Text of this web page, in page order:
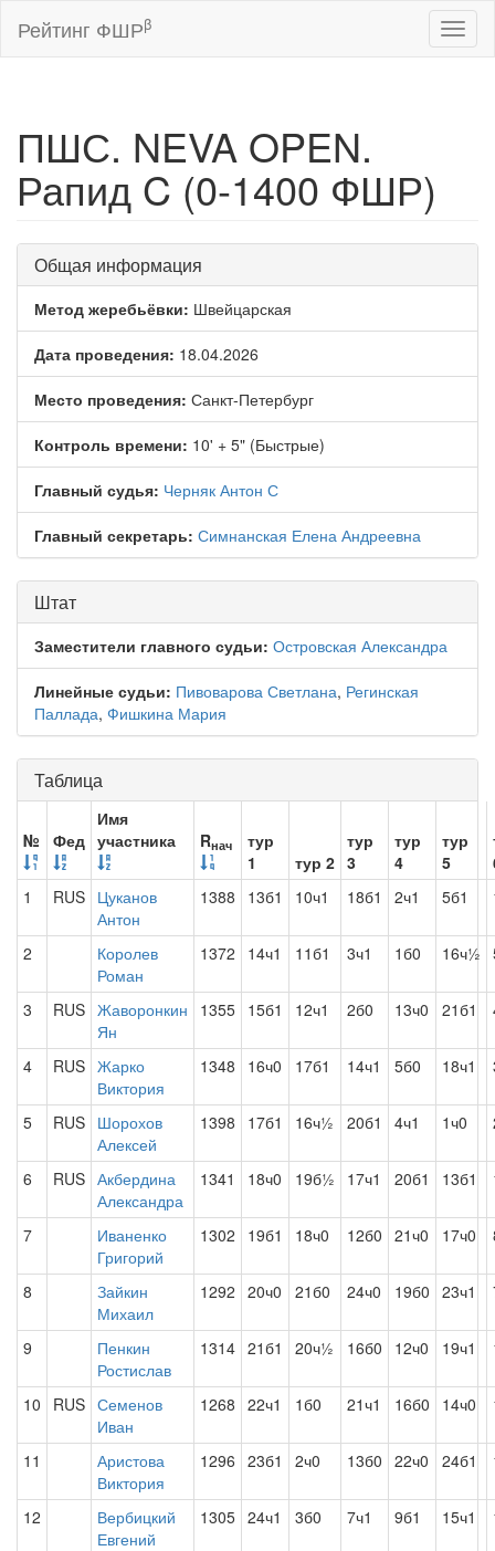
Рейтинг ФШРβ
ПШС. NEVA OPEN.
Рапид C (0-1400 ФШР)
Общая информация
Метод жеребьёвки: Швейцарская
Дата проведения: 18.04.2026
Место проведения: Санкт-Петербург
Контроль времени: 10' + 5" (Быстрые)
Главный судья: Черняк Антон С
Главный секретарь: Симнанская Елена Андреевна
Штат
Заместители главного судьи: Островская Александра
Линейные судьи: Пивоварова Светлана, Регинская
Паллада, Фишкина Мария
Таблица
№ Фед
Имя
участника
Rнач
тур
1
тур 2
тур
3
тур
4
тур
5
1
RUS Цуканов
Антон
1388 13б1 10ч1 18б1 2ч1 5б1
2
Королев
Роман
1372 14ч1 11б1 3ч1 1б0 16ч½
3 RUS Жаворонкин
Ян
1355 15б1 12ч1 2б0 13ч0 21б1
4 RUS Жарко
Виктория
1348 16ч0 17б1 14ч1 5б0 18ч1
5 RUS Шорохов
Алексей
1398 17б1 16ч½ 20б1 4ч1 1ч0
6 RUS Акбердина
Александра
1341 18ч0 19б½ 17ч1 20б1 13б1
7
Иваненко
Григорий
1302 19б1 18ч0 12б0 21ч0 17ч0
8
Зайкин
Михаил
1292 20ч0 21б0 24ч0 19б0 23ч1
9
Пенкин
Ростислав
1314 21б1 20ч½ 16б0 12ч0 19ч1
10 RUS Семенов
Иван
1268 22ч1 1б0 21ч1 16б0 14ч0
11
Аристова
Виктория
1296 23б1 2ч0 13б0 22ч0 24б1
12
Вербицкий
Евгений
1305 24ч1 3б0 7ч1 9б1 15ч1